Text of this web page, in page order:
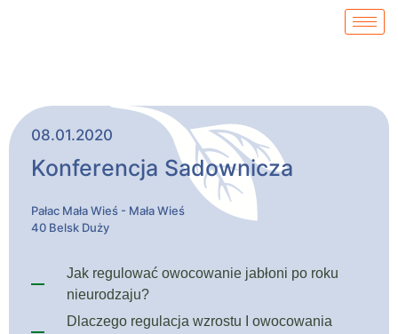
08.01.2020
Konferencja Sadownicza
Pałac Mała Wieś - Mała Wieś
40 Belsk Duży
Jak regulować owocowanie jabłoni po roku
nieurodzaju?
Dlaczego regulacja wzrostu I owocowania